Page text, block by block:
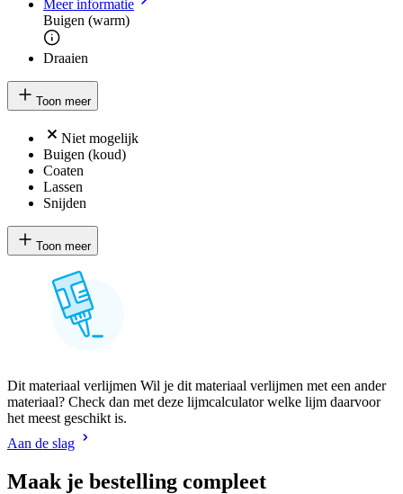
Meer informatie
Buigen (warm)
Draaien
Toon meer
Niet mogelijk
Buigen (koud)
Coaten
Lassen
Snijden
Toon meer
Dit materiaal verlijmen Wil je dit materiaal verlijmen met een ander
materiaal? Check dan met deze lijmcalculator welke lijm daarvoor
het meest geschikt is.
Aan de slag
Maak je bestelling compleet